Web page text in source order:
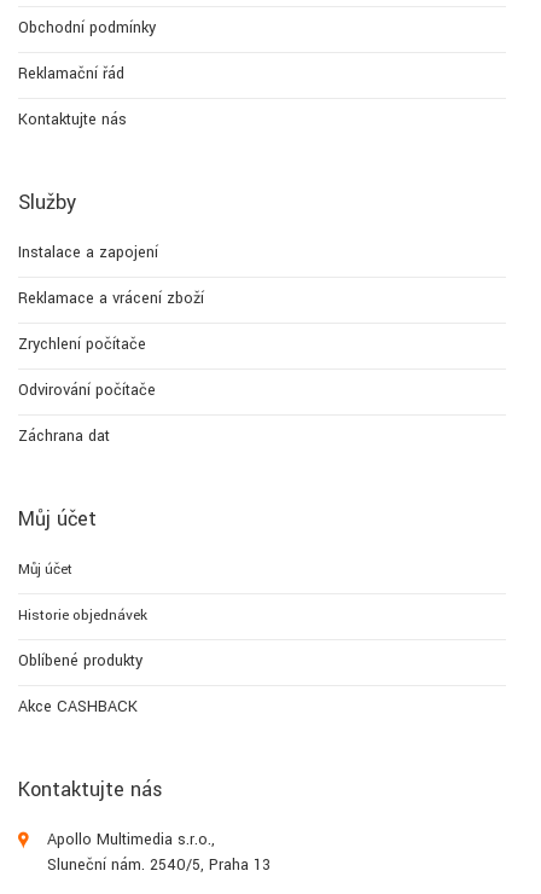
Obchodní podmínky
Reklamační řád
Kontaktujte nás
Služby
Instalace a zapojení
Reklamace a vrácení zboží
Zrychlení počítače
Odvirování počítače
Záchrana dat
Můj účet
Můj účet
Historie objednávek
Oblíbené produkty
Akce CASHBACK
Kontaktujte nás
Apollo Multimedia s.r.o.,
Sluneční nám. 2540/5, Praha 13